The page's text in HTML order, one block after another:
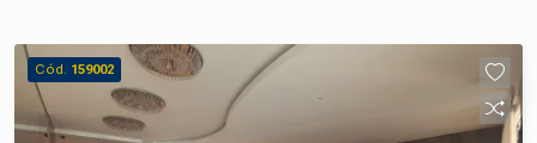
Cód. 159002